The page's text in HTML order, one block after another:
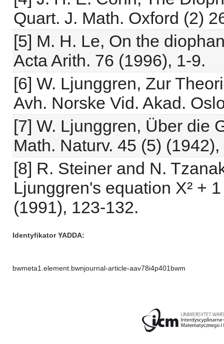
Quart. J. Math. Oxford (2)
[5] M. H. Le, On the
Acta Arith. 76 (1996), 1-9.
[6] W. Ljunggren, Zur
Avh. Norske Vid. Akad.
[7] W. Ljunggren, Über die
Math. Naturv. 45 (5)
[8] R. Steiner and N.
Ljunggren's equation X² +
(1991), 123-132.
Identyfikator YADDA
bwmeta1.element.bwnjournal-article-aav78i4p401bwm